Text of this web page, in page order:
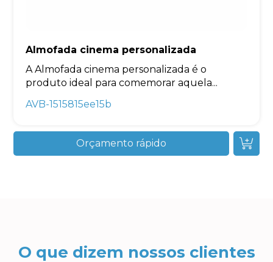
Almofada cinema personalizada
A Almofada cinema personalizada é o
produto ideal para comemorar aquela...
AVB-1515815ee15b
Orçamento rápido
O que dizem nossos clientes